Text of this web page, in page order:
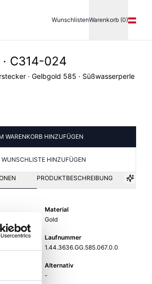
WunschlistenWarenkorb (0)
C314-024
· Gelbgold 585 · Süßwasserperle
WARENKORB HINZUFÜGEN
WUNSCHLISTE HINZUFÜGEN
PRODUKTBESCHREIBUNG
Material
Gold
Laufnummer
1.44.3636.GG.585.067.0.0
Alternativ
-